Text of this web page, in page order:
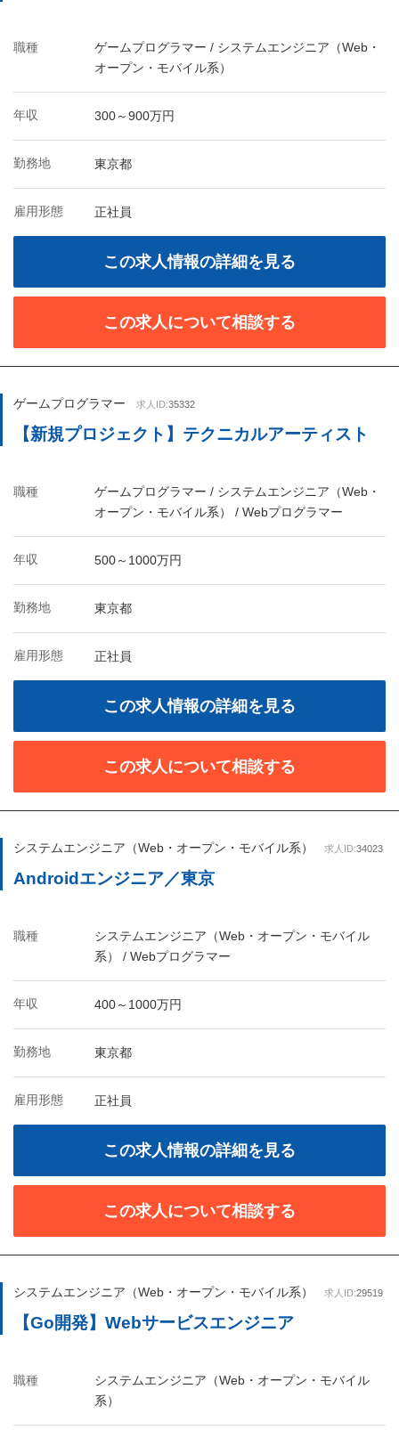
職種
ゲームプログラマー / システムエンジニア（Web・
オープン・モバイル系）
年収 300～900万円
勤務地 東京都
雇用形態 正社員
この求人情報の詳細を見る
この求人について相談する
ゲームプログラマー 求人ID:35332
【新規プロジェクト】テクニカルアーティスト
職種
ゲームプログラマー / システムエンジニア（Web・
オープン・モバイル系） / Webプログラマー
年収 500～1000万円
勤務地 東京都
雇用形態 正社員
この求人情報の詳細を見る
この求人について相談する
システムエンジニア（Web・オープン・モバイル系） 求人ID:34023
Androidエンジニア／東京
職種
システムエンジニア（Web・オープン・モバイル
系） / Webプログラマー
年収 400～1000万円
勤務地 東京都
雇用形態 正社員
この求人情報の詳細を見る
この求人について相談する
システムエンジニア（Web・オープン・モバイル系） 求人ID:29519
【Go開発】Webサービスエンジニア
職種
システムエンジニア（Web・オープン・モバイル
系）